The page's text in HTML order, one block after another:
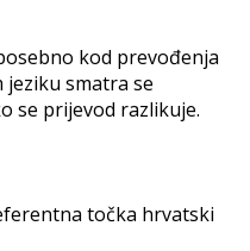
kod prevođenja
jeziku smatra se
se prijevod razlikuje.
točka hrvatski